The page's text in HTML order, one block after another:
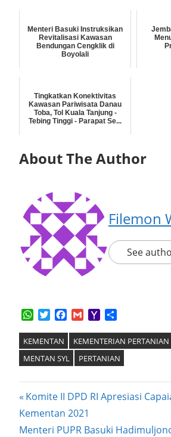
Menteri Basuki Instruksikan
Revitalisasi Kawasan
Bendungan Cengklik di
Boyolali
Tingkatkan Konektivitas
Kawasan Pariwisata Danau
Toba, Tol Kuala Tanjung -
Tebing Tinggi - Parapat Se...
About The Author
Filemon
See
WhatsApp
TwitterFacebook
GmailYahoo
KEMENTAN KEMENTERIAN PERTANIAN
MENTAN SYL
PERTANIAN
Post
navigation
Previous
Post:
Komite II DPD RI Apresiasi
Kementan 2021
Next
Menteri PUPR Basuki